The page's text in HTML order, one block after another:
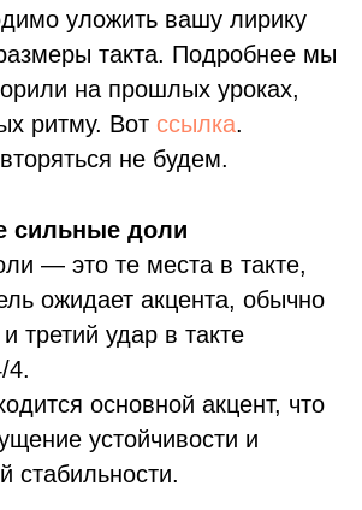
уложить вашу лирику
такта. Подробнее мы
на прошлых уроках,
ритму. Вот ссылка.
не будем.
сильные доли
— это те места в такте,
ожидает акцента, обычно
третий удар в такте
4.
основной акцент, что
устойчивости и
стабильности.